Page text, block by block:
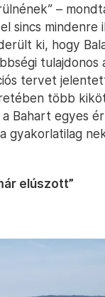
–
sincs mindenre
ki, hogy
tulajdonos
tervet
több
a Bahart egyes
gyakorlatilag
elúszott”